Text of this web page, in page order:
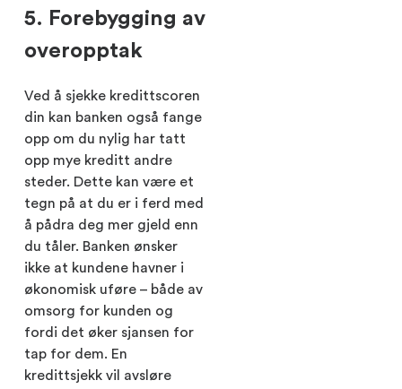
5. Forebygging av
overopptak
Ved å sjekke kredittscoren
din kan banken også fange
opp om du nylig har tatt
opp mye kreditt andre
steder. Dette kan være et
tegn på at du er i ferd med
å pådra deg mer gjeld enn
du tåler. Banken ønsker
ikke at kundene havner i
økonomisk uføre – både av
omsorg for kunden og
fordi det øker sjansen for
tap for dem. En
kredittsjekk vil avsløre